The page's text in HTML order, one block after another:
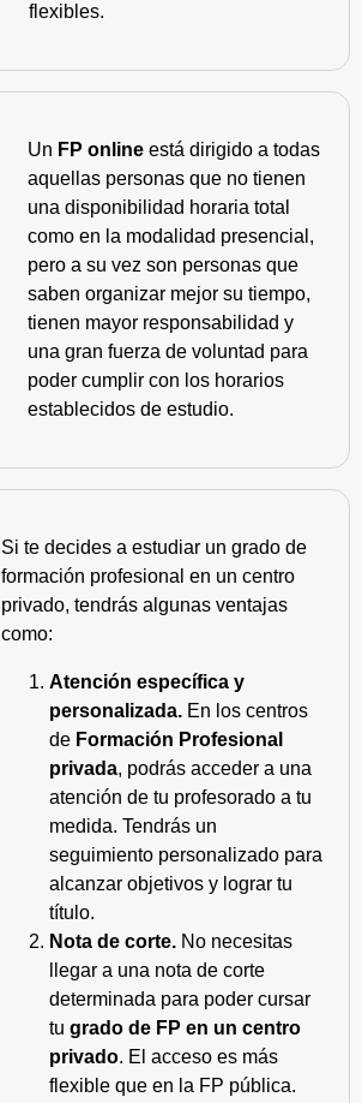
flexibles.
Un FP online está dirigido a todas
aquellas personas que no tienen
una disponibilidad horaria total
como en la modalidad presencial,
pero a su vez son personas que
saben organizar mejor su tiempo,
tienen mayor responsabilidad y
una gran fuerza de voluntad para
poder cumplir con los horarios
establecidos de estudio.
Si te decides a estudiar un grado de
formación profesional en un centro
privado, tendrás algunas ventajas
como:
Atención específica y
personalizada. En los centros
de Formación Profesional
privada, podrás acceder a una
atención de tu profesorado a tu
medida. Tendrás un
seguimiento personalizado para
alcanzar objetivos y lograr tu
título.
Nota de corte. No necesitas
llegar a una nota de corte
determinada para poder cursar
tu grado de FP en un centro
privado. El acceso es más
flexible que en la FP pública.